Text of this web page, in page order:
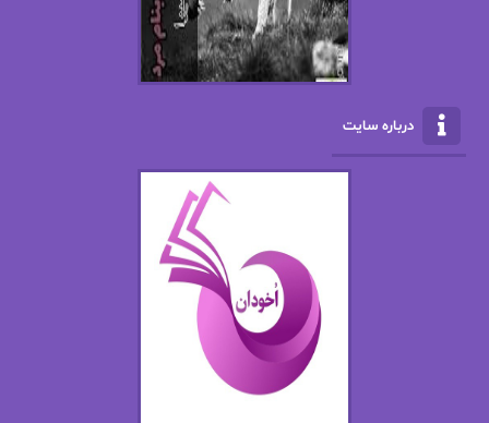
الکساندر دوما
الناز پاکپور‌
الناز محمدی
امیر فرهی
باران
بهار سلطانی
بهاره شیرازی
بهاره.م
درباره سایت